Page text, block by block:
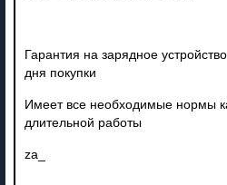
Гарантия на зарядное
дня покупки
Имеет все необходимые нормы
длительной работы
za_